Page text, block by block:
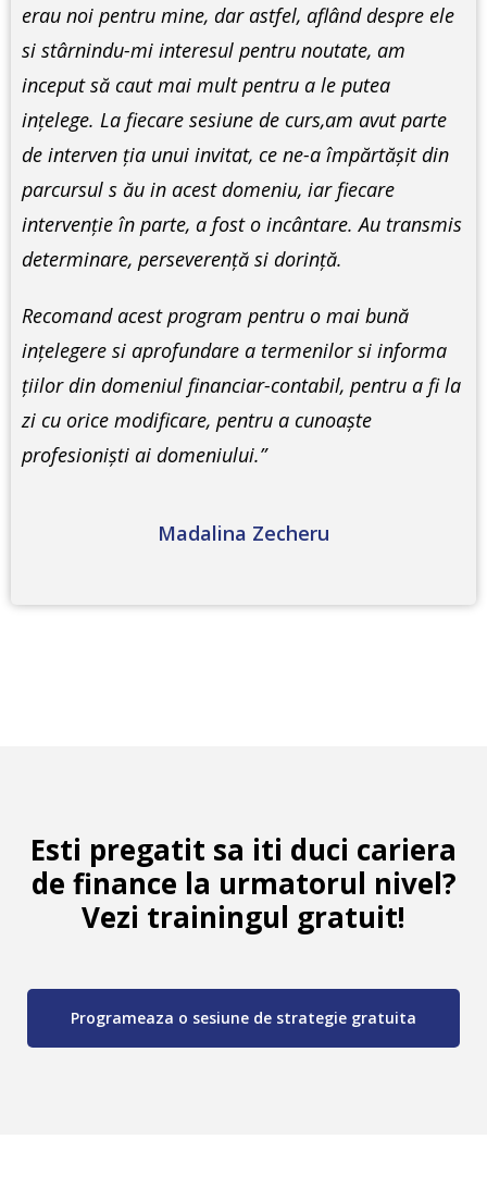
erau noi pentru mine, dar astfel, aflând despre ele
si stârnindu-mi interesul pentru noutate, am
inceput să caut mai mult pentru a le putea
inţelege. La fiecare sesiune de curs,am avut parte
de interven ţia unui invitat, ce ne-a împărtăşit din
parcursul s ău in acest domeniu, iar fiecare
intervenţie în parte, a fost o incântare. Au transmis
determinare, perseverenţă si dorinţă.
Recomand acest program pentru o mai bună
inţelegere si aprofundare a termenilor si informa
ţiilor din domeniul financiar-contabil, pentru a fi la
zi cu orice modificare, pentru a cunoaşte
profesionişti ai domeniului.”
Madalina Zecheru
Esti pregatit sa iti duci cariera
de finance la urmatorul nivel?
Vezi trainingul gratuit!
Programeaza o sesiune de strategie gratuita